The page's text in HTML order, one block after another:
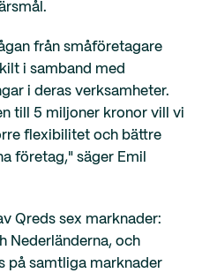
från småföretagare
i samband med
i deras verksamheter.
till 5 miljoner kronor vill vi
flexibilitet och bättre
företag," säger Emil
Qreds sex marknader:
Nederländerna, och
på samtliga marknader